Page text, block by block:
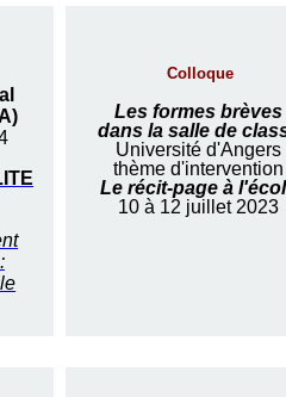
Colloque
Les formes brèves
dans la salle de
Université d'Angers
thème d'intervention
Le récit-page à
10 à 12 juillet 2023